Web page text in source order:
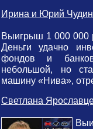
Ирина и Юрий
Выигрыш 1 000 000
Деньги удачно
фондов и
небольшой, но
машину «Нива»,
Светлана